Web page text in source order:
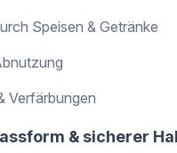
Speisen & Getränke
Verfärbungen
& sicherer